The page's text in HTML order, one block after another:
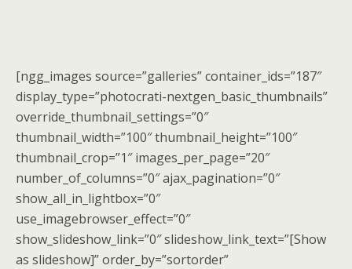
[ngg_images source=”galleries” container_ids=”187″
display_type=”photocrati-nextgen_basic_thumbnails”
override_thumbnail_settings=”0″
thumbnail_width=”100″ thumbnail_height=”100″
thumbnail_crop=”1″ images_per_page=”20″
number_of_columns=”0″ ajax_pagination=”0″
show_all_in_lightbox=”0″
use_imagebrowser_effect=”0″
show_slideshow_link=”0″ slideshow_link_text=”[Show
as slideshow]” order_by=”sortorder”